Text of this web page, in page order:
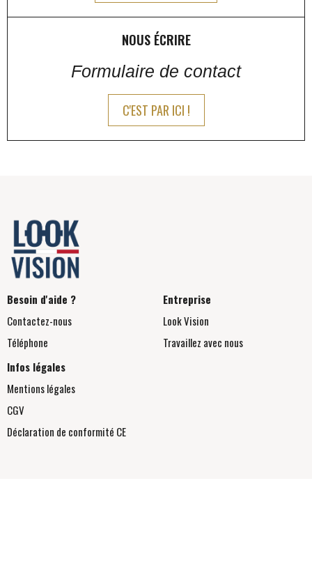
NOUS ÉCRIRE
Formulaire de contact
C'EST PAR ICI !
Besoin d'aide ?
Contactez-nous
Téléphone
Entreprise
Look Vision
Travaillez avec nous
Infos légales
Mentions légales
CGV
Déclaration de conformité CE